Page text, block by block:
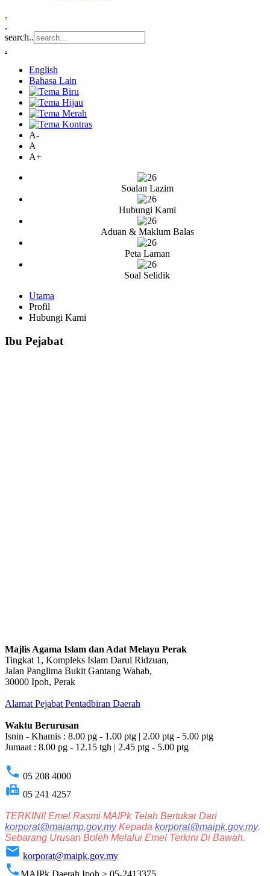
.
.
search..
.
English
Bahasa Lain
A-
A
A+
Soalan Lazim
Hubungi Kami
Aduan & Maklum Balas
Peta Laman
Soal Selidik
Utama
Profil
Hubungi Kami
Ibu Pejabat
Majlis Agama Islam dan Adat Melayu Perak
Tingkat 1, Kompleks Islam Darul Ridzuan,
Jalan Panglima Bukit Gantang Wahab,
30000 Ipoh, Perak
Alamat Pejabat Pentadbiran Daerah
Waktu Berurusan
Isnin - Khamis : 8.00 pg - 1.00 ptg | 2.00 ptg - 5.00 ptg
Jumaat : 8.00 pg - 12.15 tgh | 2.45 ptg - 5.00 ptg
phone 05 208 4000
fax 05 241 4257
TERKINI! Emel Rasmi MAIPk Telah Bertukar Dari
korporat@maiamp.gov.myKepada korporat@maipk.gov.my.
Sebarang Urusan Boleh Melalui Emel Terkini Di Bawah.
email korporat@maipk.gov.my
phone